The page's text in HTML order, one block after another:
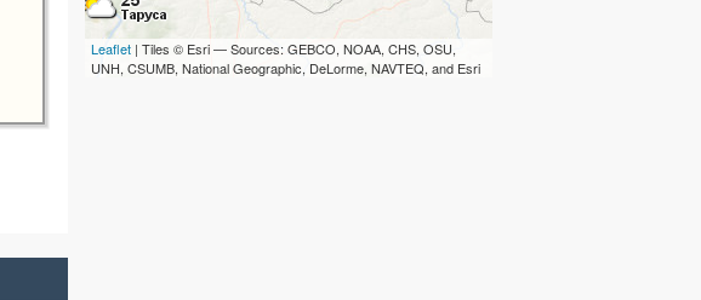
Leaflet | Tiles © Esri — Sources: GEBCO, NOAA, CHS, OSU,
UNH, CSUMB, National Geographic, DeLorme, NAVTEQ, and Esri